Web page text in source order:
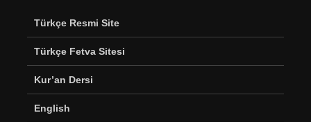
Türkçe Resmi Site
Türkçe Fetva Sitesi
Kur’an Dersi
English